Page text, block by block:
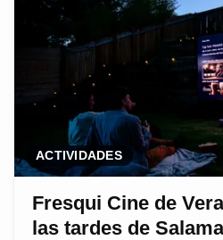
ACTIVIDADES
Fresqui Cine de
las tardes de